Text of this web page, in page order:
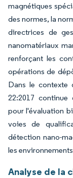
magnétiques
des normes, la
directrices de
nanomatériaux
renforçant les
opérations de
Dans le contexte
22:2017 continue
pour l'évaluation
voies de
détection nano-
les
Analyse de la